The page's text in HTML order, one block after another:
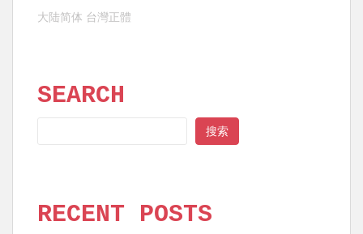
大陆简体 台灣正體
SEARCH
搜索
RECENT POSTS